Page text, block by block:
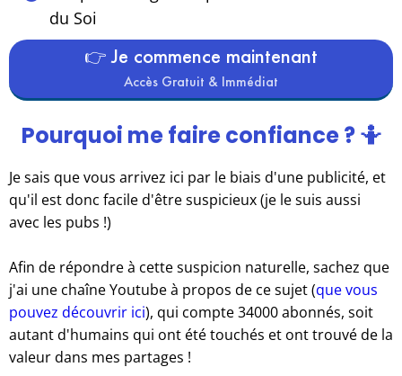
du Soi
👉 Je commence maintenant
Accès Gratuit & Immédiat
Pourquoi me faire confiance ? 🤷
Je sais que vous arrivez ici par le biais d'une publicité, et
qu'il est donc facile d'être suspicieux (je le suis aussi
avec les pubs !)
Afin de répondre à cette suspicion naturelle, sachez que
j'ai une chaîne Youtube à propos de ce sujet (que vous
pouvez découvrir ici), qui compte 34000 abonnés, soit
autant d'humains qui ont été touchés et ont trouvé de la
valeur dans mes partages !